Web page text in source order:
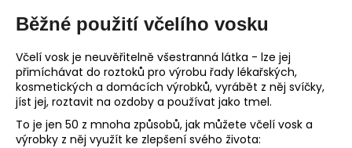
Běžné použití včelího vosku
Včelí vosk je neuvěřitelně všestranná látka - lze jej
přimíchávat do roztoků pro výrobu řady lékařských,
kosmetických a domácích výrobků, vyrábět z něj svíčky,
jíst jej, roztavit na ozdoby a používat jako tmel.
To je jen 50 z mnoha způsobů, jak můžete včelí vosk a
výrobky z něj využít ke zlepšení svého života: